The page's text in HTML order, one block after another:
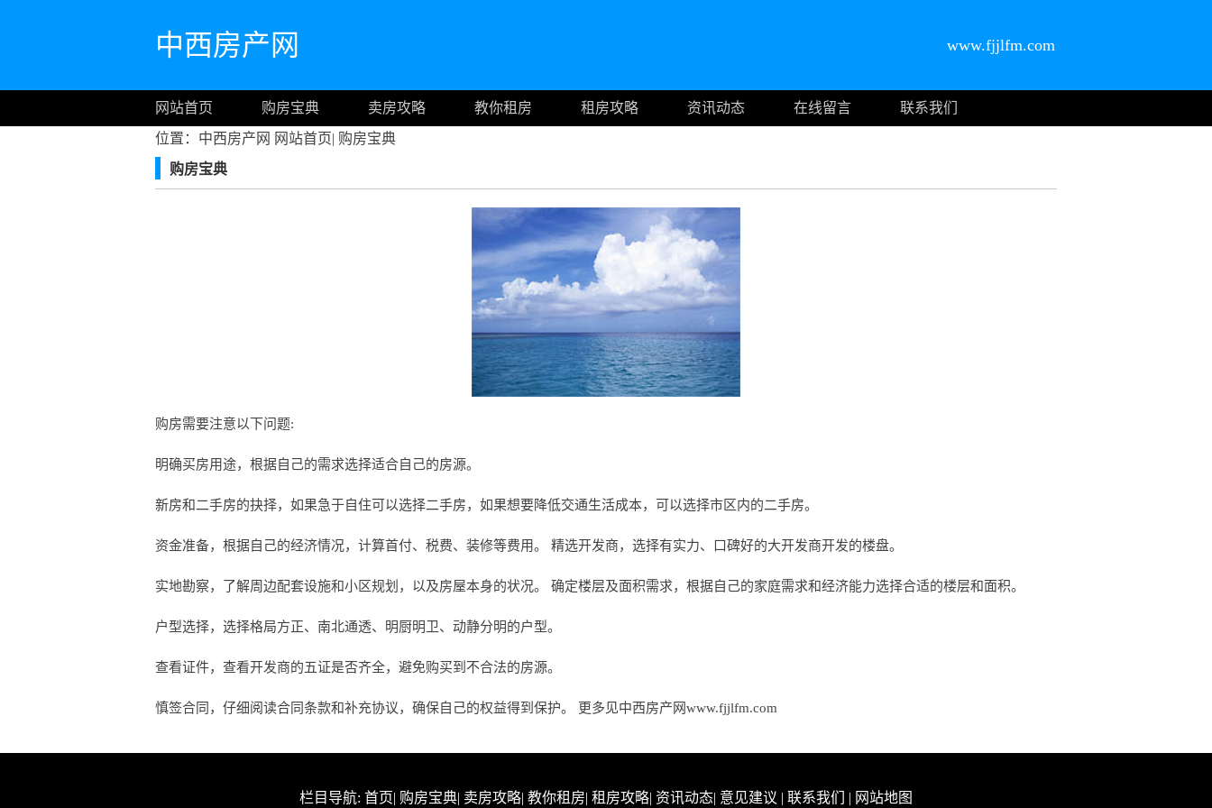
中西房产网 www.fjjlfm.com
网站首页 购房宝典 卖房攻略 教你租房 租房攻略 资讯动态 在线留言
联系我们
位置：中西房产网 网站首页| 购房宝典
购房宝典
购房需要注意以下问题:
明确买房用途，根据自己的需求选择适合自己的房源。
新房和二手房的抉择，如果急于自住可以选择二手房，如果想要降低交通生活成本，可以选择市区内的二手房。
资金准备，根据自己的经济情况，计算首付、税费、装修等费用。 精选开发商，选择有实力、口碑好的大开发商开发的楼盘。
实地勘察，了解周边配套设施和小区规划，以及房屋本身的状况。 确定楼层及面积需求，根据自己的家庭需求和经济能力选择合适的楼层和面积。
户型选择，选择格局方正、南北通透、明厨明卫、动静分明的户型。
查看证件，查看开发商的五证是否齐全，避免购买到不合法的房源。
慎签合同，仔细阅读合同条款和补充协议，确保自己的权益得到保护。 更多见中西房产网www.fjjlfm.com
栏目导航: 首页| 购房宝典| 卖房攻略| 教你租房| 租房攻略| 资讯动态| 意见建议 | 联系我们 | 网站地图